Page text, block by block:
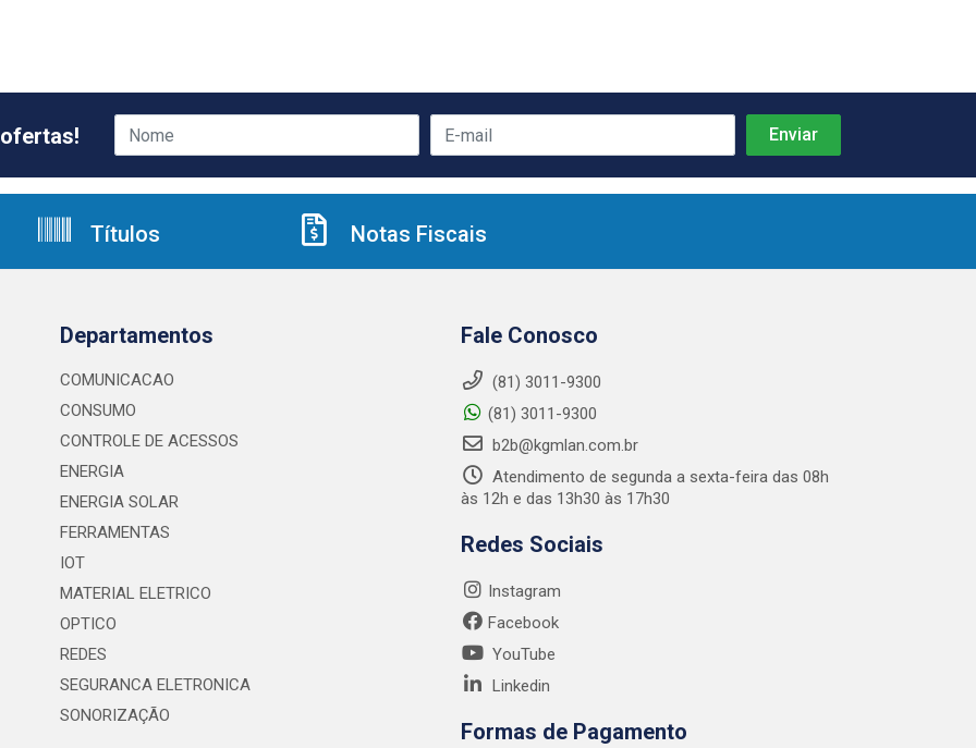
Títulos Notas Fiscais
Departamentos
COMUNICACAO
CONSUMO
CONTROLE DE ACESSOS
ENERGIA
ENERGIA SOLAR
FERRAMENTAS
IOT
MATERIAL ELETRICO
OPTICO
REDES
SEGURANCA ELETRONICA
SONORIZAÇÃO
Fale Conosco
(81) 3011-9300
(81) 3011-9300
b2b@kgmlan.com.br
Atendimento de segunda a sexta-feira das 08h
às 12h e das 13h30 às 17h30
Redes Sociais
Instagram
Facebook
YouTube
Linkedin
Formas de Pagamento